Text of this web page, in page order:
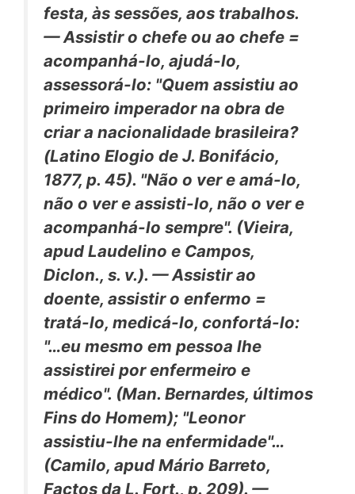
festa, às sessões, aos trabalhos.
— Assistir o chefe ou ao chefe =
acompanhá-lo, ajudá-lo,
assessorá-lo: "Quem assistiu ao
primeiro imperadorna obra de
criar a nacionalidade brasileira?
(Latino Elogio de J. Bonifácio,
1877, p. 45). "Não o ver e amá-lo,
não o ver e assisti-lo, não o ver e
acompanhá-lo sempre". (Vieira,
apud Laudelino e Campos,
Diclon., s. v.). —Assistir ao
doente, assistir o enfermo =
tratá-lo, medicá-lo, confortá-lo:
"…eu mesmo em pessoa lhe
assistirei por enfermeiro e
médico". (Man. Bernardes, últimos
Fins do Homem); "Leonor
assistiu-lhe na enfermidade"…
(Camilo, apud Mário Barreto,
Factos da L. Fort., p. 209). —